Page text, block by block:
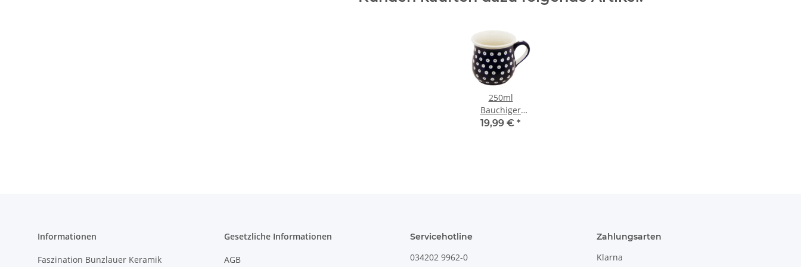
250ml
Bauchiger
Becher mit
19,99 € *
Informationen
Faszination Bunzlauer Keramik
Gesetzliche Informationen
AGB
Servicehotline
034202 9962-0
Zahlungsarten
Klarna